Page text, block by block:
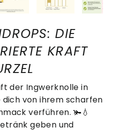
DIE
KRAFT
der Ingwerknolle in
von ihrem scharfen
verführen. 🫚💧
geben und